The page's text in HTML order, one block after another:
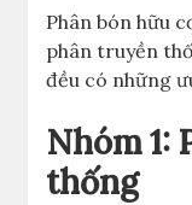
Phân bón hữu
phân truyền
đều có những
Nhóm 1:
thống